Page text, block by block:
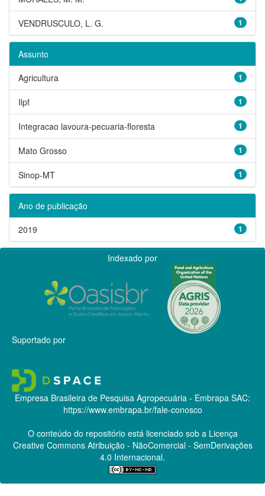
1
VENDRUSCULO, L. G.
Assunto
1
Agricultura
1
Ilpf
1
Integracao lavoura-pecuaria-floresta
1
Mato Grosso
1
Sinop-MT
Ano de publicação
1
2019
Indexado por
Suportado por
Empresa Brasileira de Pesquisa Agropecuária - Embrapa SAC:
https://www.embrapa.br/fale-conosco
O conteúdo do repositório está licenciado sob a Licença
Creative CommonsAtribuição - NãoComercial - SemDerivações
4.0 Internacional.